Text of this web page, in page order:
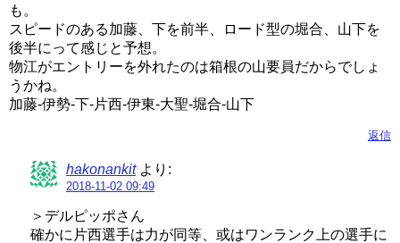
も。
スピードのある加藤、下を前半、ロード型の堀合、山下を
後半にって感じと予想。
物江がエントリーを外れたのは箱根の山要員だからでしょ
うかね。
加藤-伊勢-下-片西-伊東-大聖-堀合-山下
返信
hakonankit より:
2018-11-02 09:49
＞デルピッポさん
確かに片西選手は力が同等、或はワンランク上の選手に